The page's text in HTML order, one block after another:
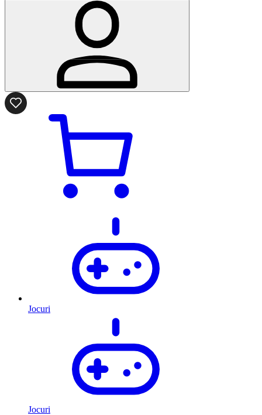
Jocuri
Jocuri